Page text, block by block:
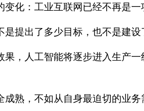
化：工业互联网已经不再是
提出了多少目标，也不是建
，人工智能将逐步进入生产
熟，不如从自身最迫切的业